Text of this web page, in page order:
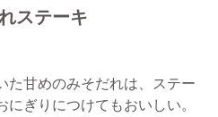
ステーキ
た甘めのみそだれは、ステー
ぎりにつけてもおいしい。